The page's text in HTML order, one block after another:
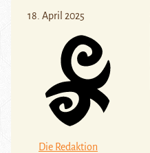
18. April 2025
Die Redaktion